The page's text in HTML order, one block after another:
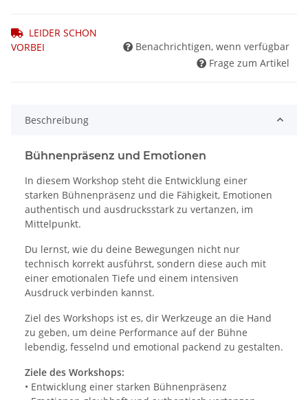
LEIDER SCHON
VORBEI
Benachrichtigen, wenn verfügbar
Frage zum Artikel
Beschreibung
Bühnenpräsenz und Emotionen
In diesem Workshop steht die Entwicklung einer
starken Bühnenpräsenz und die Fähigkeit, Emotionen
authentisch und ausdrucksstark zu vertanzen, im
Mittelpunkt.
Du lernst, wie du deine Bewegungen nicht nur
technisch korrekt ausführst, sondern diese auch mit
einer emotionalen Tiefe und einem intensiven
Ausdruck verbinden kannst.
Ziel des Workshops ist es, dir Werkzeuge an die Hand
zu geben, um deine Performance auf der Bühne
lebendig, fesselnd und emotional packend zu gestalten.
Ziele des Workshops:
• Entwicklung einer starken Bühnenpräsenz